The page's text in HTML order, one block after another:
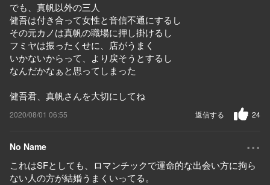
でも、真帆以外の三人
健吾は付き合って女性と音信不通にするし
その元カノは真帆の職場に押し掛けるし
フミヤは振ったくせに、店がうまく
いかないからって、より戻そうとするし
なんだかなぁと思ってしまった
健吾君、真帆さんを大切にしてね
2020/08/01 06:55 24
返信する
No Name ...
これはSFとしても、ロマンチックで運命的な出会い方に拘ら
ない人の方が結婚うまくいってる。